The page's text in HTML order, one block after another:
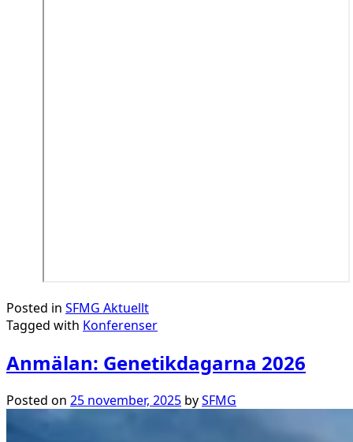
Posted in SFMG Aktuellt
Tagged with Konferenser
Anmälan: Genetikdagarna 2026
Posted on 25 november, 2025 bySFMG